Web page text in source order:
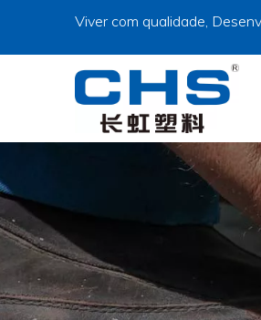
Viver com qualidade,